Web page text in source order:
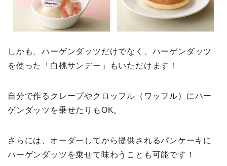
しかも、ハーゲンダッツだけでなく、ハーゲンダッツ
を使った「白桃サンデー」もいただけます！
自分で作るクレープやクロッフル（ワッフル）にハー
ゲンダッツを乗せたりもOK。
さらには、オーダーしてから提供されるパンケーキに
ハーゲンダッツを乗せて味わうことも可能です！